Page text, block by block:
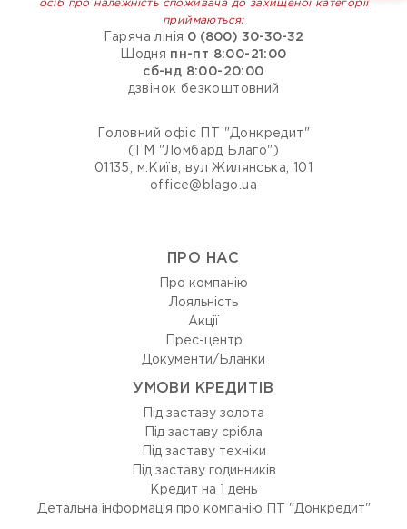
осіб про належність споживача до захищеної категорії
приймаються:
Гаряча лінія 0 (800) 30-30-32
Щодня пн-пт 8:00-21:00
сб-нд 8:00-20:00
дзвінок безкоштовний
Головний офіс ПТ "Донкредит"
(ТМ "Ломбард Благо")
01135, м.Київ, вул Жилянська, 101
office@blago.ua
ПРО НАС
Про компанію
Лояльність
Акції
Прес-центр
Документи/Бланки
УМОВИ КРЕДИТІВ
Під заставу золота
Під заставу срібла
Під заставу техніки
Під заставу годинників
Кредит на 1 день
Детальна інформація про компанію ПТ "Донкредит"